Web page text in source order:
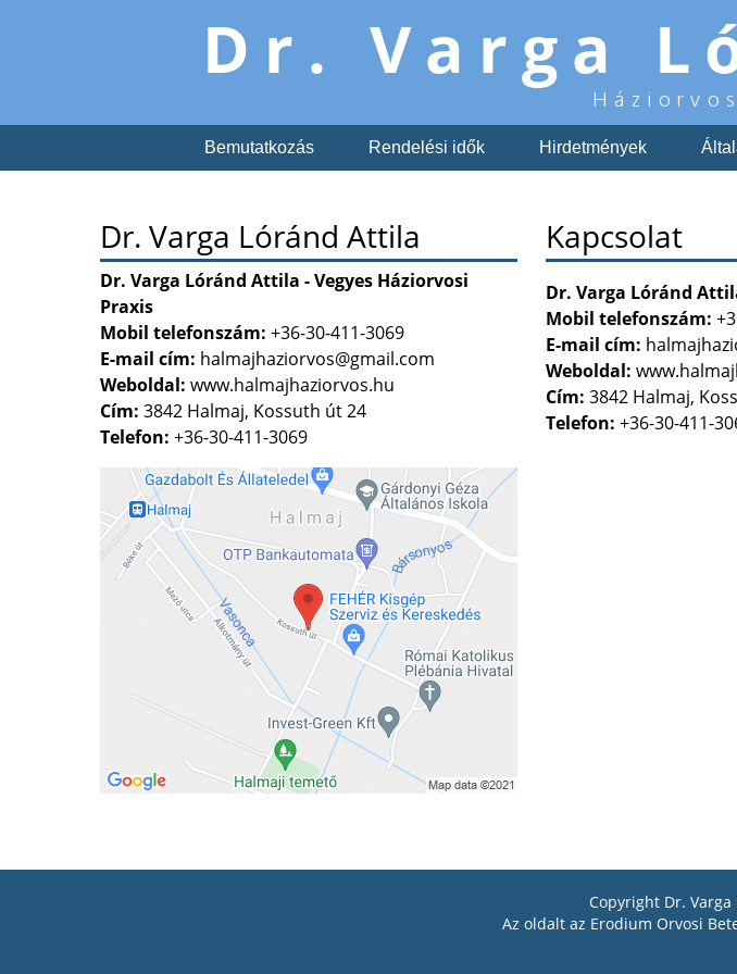
Dr. Varga
Bemutatkozás Rendelési idők Hirdetmények
Kapcsolat
Dr. Varga Lóránd
Mobil telefonszám:
E-mail cím:
Weboldal:
Cím: 3842 Halmaj,
Telefon: +36-30-411-
Dr. Varga Lóránd Attila
Dr. Varga Lóránd Attila - Vegyes Háziorvosi
Praxis
Mobil telefonszám: +36-30-411-3069
E-mail cím: halmajhaziorvos@gmail.com
Weboldal: www.halmajhaziorvos.hu
Cím: 3842 Halmaj, Kossuth út 24
Telefon: +36-30-411-3069
Copyright Dr.
Az oldalt az Erodium Orvosi